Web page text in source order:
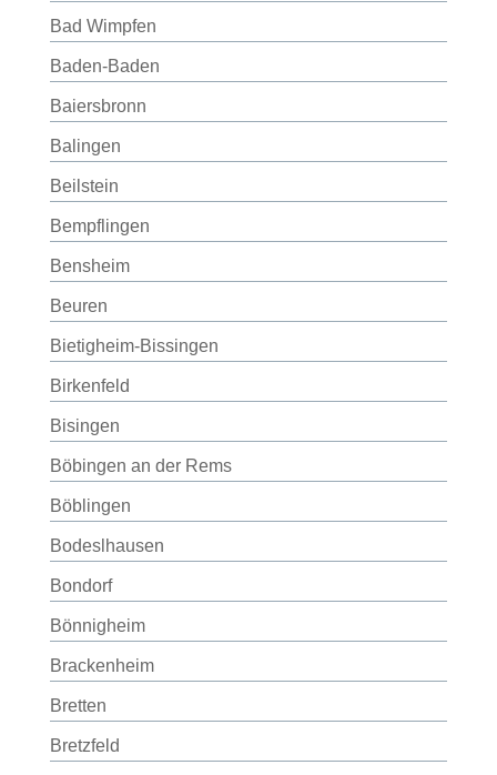
Bad Wimpfen
Baden-Baden
Baiersbronn
Balingen
Beilstein
Bempflingen
Bensheim
Beuren
Bietigheim-Bissingen
Birkenfeld
Bisingen
Böbingen an der Rems
Böblingen
Bodeslhausen
Bondorf
Bönnigheim
Brackenheim
Bretten
Bretzfeld